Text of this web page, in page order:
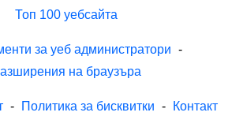
Топ 100 уебсайта
за уеб администратори -
на браузъра
- Политика за бисквитки - Контакт